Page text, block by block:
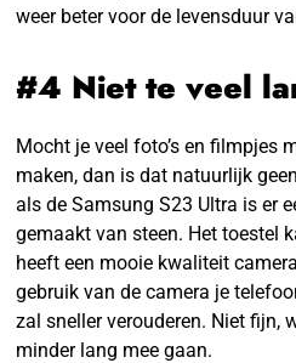
weer beter voor de levensduur
#4 Niet te veel
Mocht je veel foto’s en filmpjes
maken, dan is dat natuurlijk
als de Samsung S23 Ultra is er
gemaakt van steen. Het toestel
heeft een mooie kwaliteit
gebruik van de camera je
zal sneller verouderen. Niet fijn,
minder lang mee gaan.